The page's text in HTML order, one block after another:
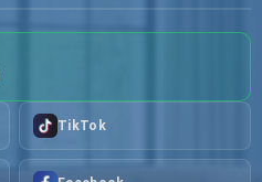
TikTok